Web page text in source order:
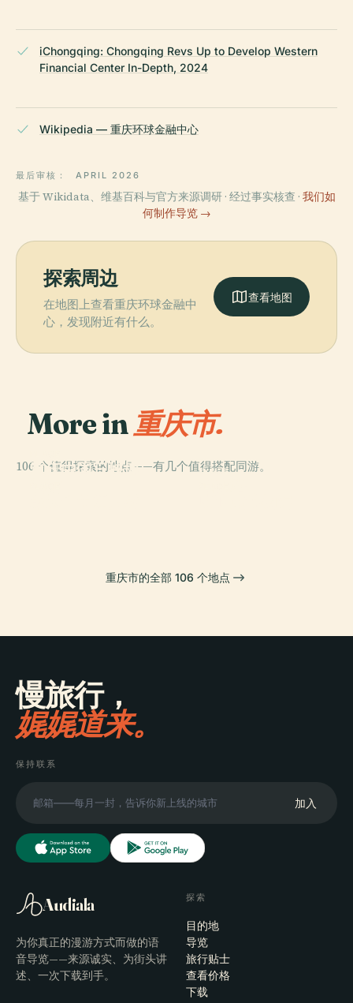
iChongqing: Chongqing Revs Up to Develop Western
Financial Center In-Depth, 2024
Wikipedia — 重庆环球金融中心
最后审核： APRIL 2026
基于 Wikidata、维基百科与官方来源调研 · 经过事实核查 · 我们如
何制作导览 →
探索周边
在地图上查看重庆环球金融中
心，发现附近有什么。
查看地图
More in重庆市.
106 个值得探索的地点——有几个值得搭配同游。
重庆中国三峡博
PLACE
重庆市的全部 106 个地点
慢旅行，
娓娓道来。
保持联系
加入
Audiala
为你真正的漫游方式而做的语
音导览——来源诚实、为街头讲
述、一次下载到手。
探索
目的地
导览
旅行贴士
查看价格
下载